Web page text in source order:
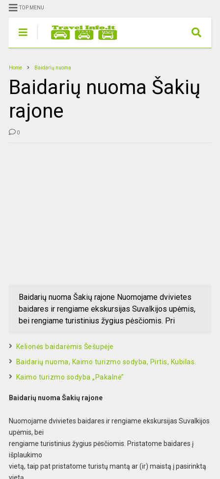
TOP MENU
Home Baidarių nuoma
Baidarių nuoma Šakių
rajone
0
Baidarių nuoma Šakių rajone Nuomojame dvivietes
baidares ir rengiame ekskursijas Suvalkijos upėmis,
bei rengiame turistinius žygius pėsčiomis. Pri
Kelionės baidarėmis Šešupėje
Baidarių nuoma, Kaimo turizmo sodyba, Pirtis, Kubilas.
Kaimo turizmo sodyba „Pakalnė”
Baidarių nuoma Šakių rajone
Nuomojame dvivietes baidares ir rengiame ekskursijas Suvalkijos
upėmis, bei
rengiame turistinius žygius pėsčiomis. Pristatome baidares į
išplaukimo
vietą, taip pat pristatome turistų mantą ar(ir) maistą į pasirinktą
vietą